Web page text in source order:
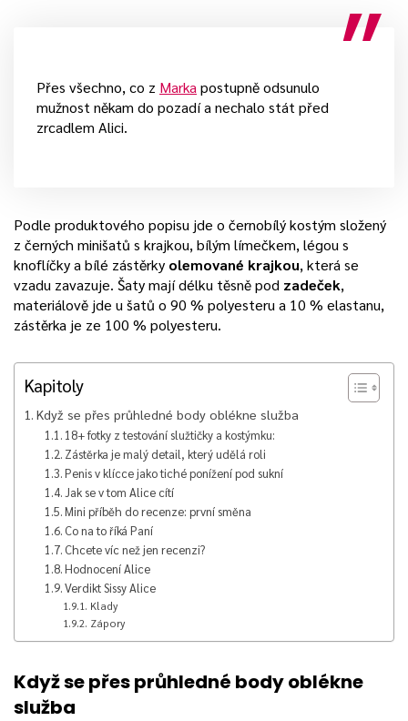
Přes všechno, co z Marka postupně odsunulo
mužnost někam do pozadí a nechalo stát před
zrcadlem Alici.
Podle produktového popisu jde o černobílý kostým složený
z černých minišatů s krajkou, bílým límečkem, légou s
knoflíčky a bílé zástěrky olemované krajkou, která se
vzadu zavazuje. Šaty mají délku těsně pod zadeček,
materiálově jde u šatů o 90 % polyesteru a 10 % elastanu,
zástěrka je ze 100 % polyesteru.
Kapitoly
Když se přes průhledné body oblékne služba
18+ fotky z testování služtičky a kostýmku:
Zástěrka je malý detail, který udělá roli
Penis v klícce jako tiché ponížení pod sukní
Jak se v tom Alice cítí
Mini příběh do recenze: první směna
Co na to říká Paní
Chcete víc než jen recenzi?
Hodnocení Alice
Verdikt Sissy Alice
Klady
Zápory
Když se přes průhledné body oblékne
služba